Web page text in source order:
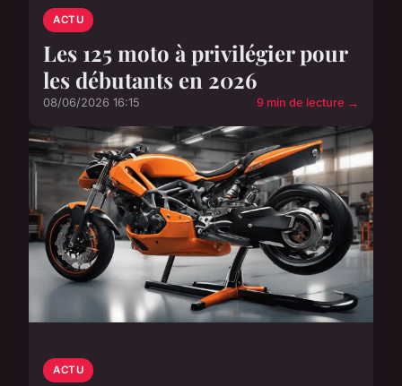
ACTU
Les 125 moto à privilégier pour
les débutants en 2026
08/06/2026 16:15 9 min de lecture →
ACTU